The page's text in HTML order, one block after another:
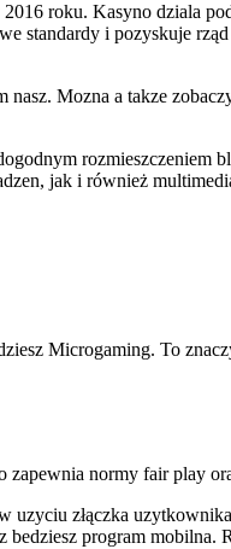
roku. Kasyno dziala
standardy i pozyskuje
Mozna a takze
jak i również
Microgaming. To
normy fair play
złączka
program